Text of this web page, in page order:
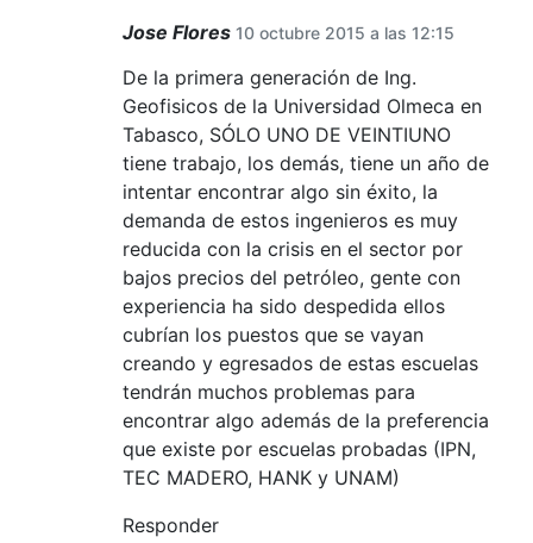
Jose Flores 10 octubre 2015 a las 12:15
De la primera generación de Ing.
Geofisicos de la Universidad Olmeca en
Tabasco, SÓLO UNO DE VEINTIUNO
tiene trabajo, los demás, tiene un año de
intentar encontrar algo sin éxito, la
demanda de estos ingenieros es muy
reducida con la crisis en el sector por
bajos precios del petróleo, gente con
experiencia ha sido despedida ellos
cubrían los puestos que se vayan
creando y egresados de estas escuelas
tendrán muchos problemas para
encontrar algo además de la preferencia
que existe por escuelas probadas (IPN,
TEC MADERO, HANK y UNAM)
Responder